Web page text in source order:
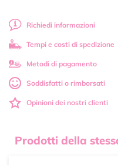
Richiedi informazioni
Tempi e costi di spedizione
Metodi di pagamento
Soddisfatti o rimborsati
Opinioni dei nostri clienti
Prodotti della